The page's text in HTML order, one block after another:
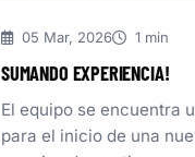
05 Mar, 2026 1 min
SUMANDO EXPERIENCIA!
El equipo se encuentra
para el inicio de una